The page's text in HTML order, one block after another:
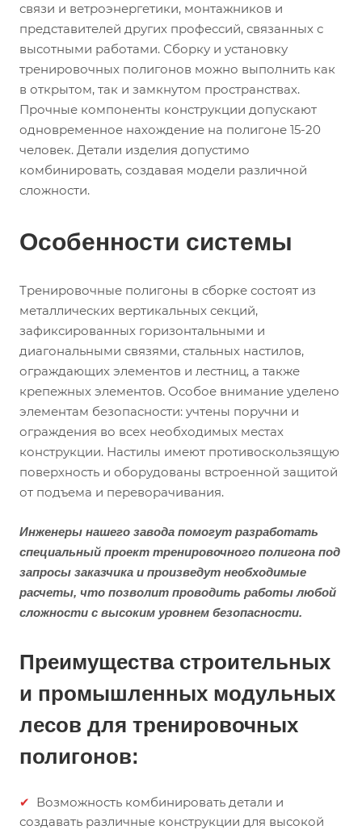
связи и ветроэнергетики, монтажников и
представителей других профессий, связанных с
высотными работами. Сборку и установку
тренировочных полигонов можно выполнить как
в открытом, так и замкнутом пространствах.
Прочные компоненты конструкции допускают
одновременное нахождение на полигоне 15-20
человек. Детали изделия допустимо
комбинировать, создавая модели различной
сложности.
Особенности системы
Тренировочные полигоны в сборке состоят из
металлических вертикальных секций,
зафиксированных горизонтальными и
диагональными связями, стальных настилов,
ограждающих элементов и лестниц, а также
крепежных элементов. Особое внимание уделено
элементам безопасности: учтены поручни и
ограждения во всех необходимых местах
конструкции. Настилы имеют противоскользящую
поверхность и оборудованы встроенной защитой
от подъема и переворачивания.
Инженеры нашего завода помогут разработать
специальный проект тренировочного полигона под
запросы заказчика и произведут необходимые
расчеты, что позволит проводить работы любой
сложности с высоким уровнем безопасности.
Преимущества строительных
и промышленных модульных
лесов для тренировочных
полигонов:
Возможность комбинировать детали и
создавать различные конструкции для высокой